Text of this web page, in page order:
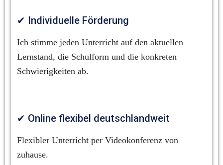
✔ Individuelle Förderung
Ich stimme jeden Unterricht auf den aktuellen
Lernstand, die Schulform und die konkreten
Schwierigkeiten ab.
✔ Online flexibel deutschlandweit
Flexibler Unterricht per Videokonferenz von
zuhause.